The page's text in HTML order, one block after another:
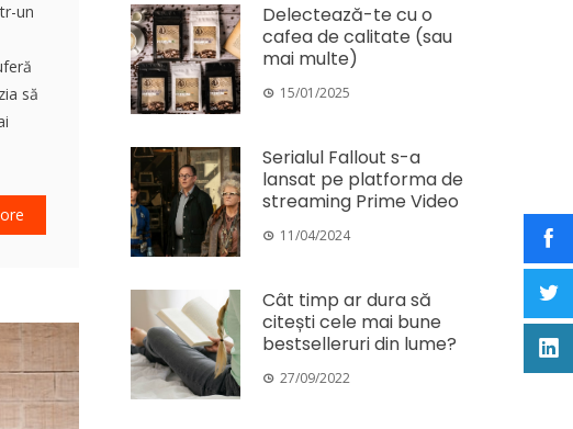
un
să
Delectează-te cu o
cafea de calitate (sau
mai multe)
15/01/2025
Serialul Fallout s-a
lansat pe platforma de
streaming Prime Video
11/04/2024
Cât timp ar dura să
citești cele mai bune
bestselleruri din lume?
27/09/2022